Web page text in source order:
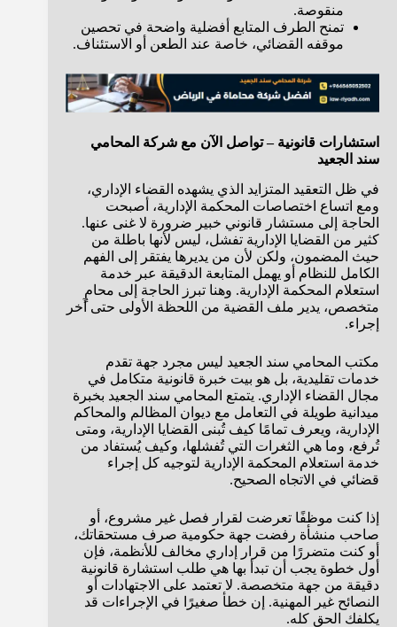
منقوصة.
تمنح الطرف المتابع أفضلية واضحة في تحصين
موقفه القضائي، خاصة عند الطعن أو الاستئناف.
استشارات قانونية – تواصل الآن مع شركة المحامي
سند الجعيد
في ظل التعقيد المتزايد الذي يشهده القضاء الإداري،
ومع اتساع اختصاصات المحكمة الإدارية، أصبحت
الحاجة إلى مستشار قانوني خبير ضرورة لا غنى عنها.
كثير من القضايا الإدارية تفشل، ليس لأنها باطلة من
حيث المضمون، ولكن لأن من يديرها يفتقر إلى الفهم
الكامل للنظام أو يهمل المتابعة الدقيقة عبر خدمة
استعلام المحكمة الإدارية. وهنا تبرز الحاجة إلى محامٍ
متخصص، يدير ملف القضية من اللحظة الأولى حتى آخر
إجراء.
مكتب المحامي سند الجعيد ليس مجرد جهة تقدم
خدمات تقليدية، بل هو بيت خبرة قانونية متكامل في
مجال القضاء الإداري. يتمتع المحامي سند الجعيد بخبرة
ميدانية طويلة في التعامل مع ديوان المظالم والمحاكم
الإدارية، ويعرف تمامًا كيف تُبنى القضايا الإدارية، ومتى
تُرفع، وما هي الثغرات التي تُفشلها، وكيف يُستفاد من
خدمة استعلام المحكمة الإدارية لتوجيه كل إجراء
قضائي في الاتجاه الصحيح.
إذا كنت موظفًا تعرضت لقرار فصل غير مشروع، أو
صاحب منشأة رفضت جهة حكومية صرف مستحقاتك،
أو كنت متضررًا من قرار إداري مخالف للأنظمة، فإن
أول خطوة يجب أن تبدأ بها هي طلب استشارة قانونية
دقيقة من جهة متخصصة. لا تعتمد على الاجتهادات أو
النصائح غير المهنية. إن خطأ صغيرًا في الإجراءات قد
يكلفك الحق كله.